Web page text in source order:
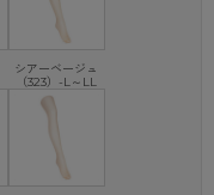
シアーベージュ
（323）-L～LL